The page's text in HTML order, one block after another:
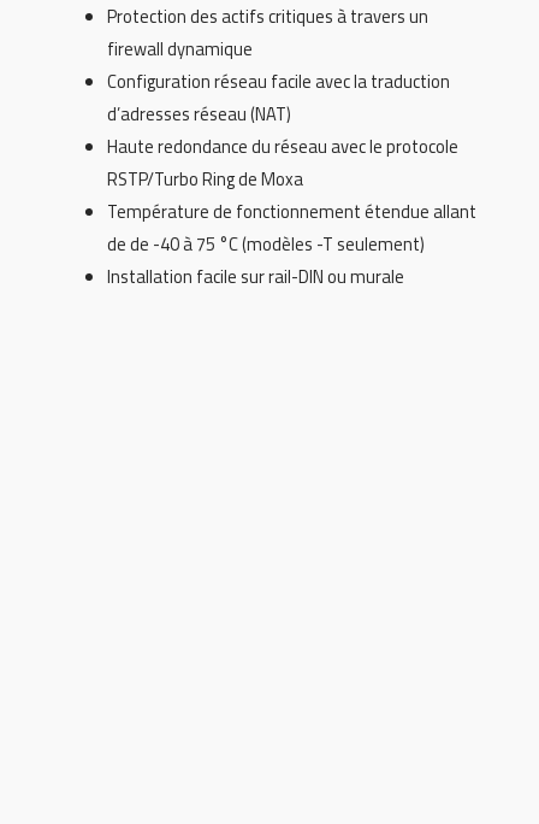
Protection des actifs critiques à travers un
firewall dynamique
Configuration réseau facile avec la traduction
d’adresses réseau (NAT)
Haute redondance du réseau avec le protocole
RSTP/Turbo Ring de Moxa
Température de fonctionnement étendue allant
de de -40 à 75 °C (modèles -T seulement)
Installation facile sur rail-DIN ou murale